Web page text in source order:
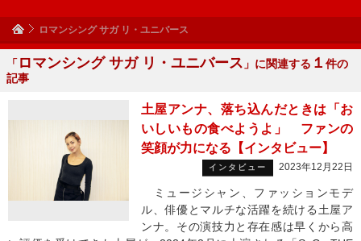
ロマンシング サガ リ・ユニバース
「 ロマンシング サガ リ・ユニバース 」に関連する １ 件の
記事
土屋アンナ、落ち込んだときは「お
いしいもの食べようよ」 ファンの
笑顔が力になる【インタビュー】
インタビュー 2023年12月22日
ミュージシャン、ファッションモデ
ル、俳優とマルチな活躍を続ける土屋ア
ンナ。その演技力と存在感は早くから高